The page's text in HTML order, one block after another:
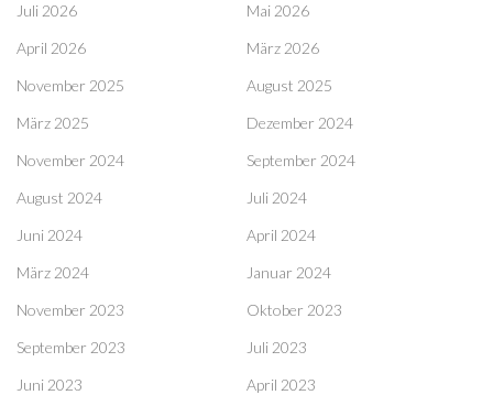
Juli 2026
Mai 2026
April 2026
März 2026
November 2025
August 2025
März 2025
Dezember 2024
November 2024
September 2024
August 2024
Juli 2024
Juni 2024
April 2024
März 2024
Januar 2024
November 2023
Oktober 2023
September 2023
Juli 2023
Juni 2023
April 2023